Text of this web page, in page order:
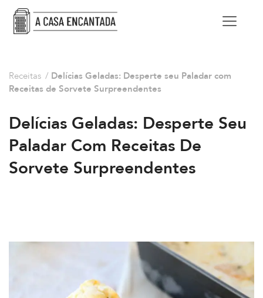
Receitas / Delícias Geladas: Desperte seu Paladar com
Receitas de Sorvete Surpreendentes
Delícias Geladas: Desperte Seu
Paladar Com Receitas De
Sorvete Surpreendentes